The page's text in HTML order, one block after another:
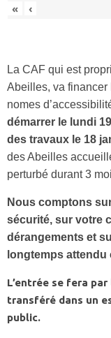
« ‹
La CAF qui est
Abeilles, va financer
nomes
démarrer le lundi
des travaux le 18
des Abeilles
perturbé durant 3
Nous comptons
sécurité, sur votre
dérangements et
longtemps attendu
L’entrée se fera
transféré dans un
public.